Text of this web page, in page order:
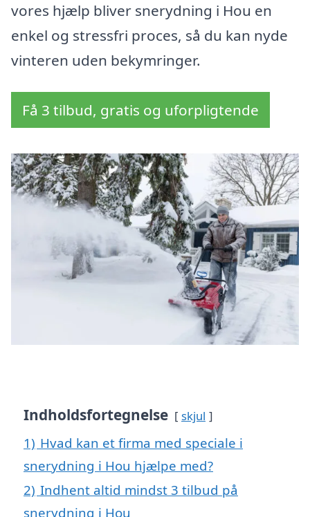
vores hjælp bliver snerydning i Hou en
enkel og stressfri proces, så du kan nyde
vinteren uden bekymringer.
Få 3 tilbud, gratis og uforpligtende
Indholdsfortegnelse skjul
1) Hvad kan et firma med speciale i
snerydning i Hou hjælpe med?
2) Indhent altid mindst 3 tilbud på
snerydning i Hou